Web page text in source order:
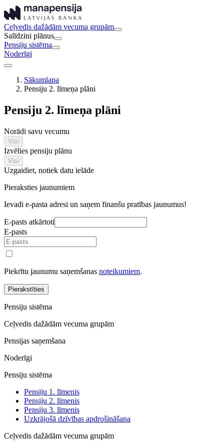
Ceļvedis dažādām vecuma grupām
Salīdzini plānus
Pensiju sistēma
Noderīgi
Sākumlapa
Pensiju 2. līmeņa plāni
Pensiju 2. līmeņa plāni
Norādi savu vecumu
Visi
Izvēlies pensiju plānu
Visi
Uzgaidiet, notiek datu ielāde
Pieraksties jaunumiem
Ievadi e-pasta adresi un saņem finanšu pratības jaunumus!
E-pasts atkārtoti
E-pasts
Piekrītu jaunumu saņemšanas noteikumiem.
Pierakstīties
Pensiju sistēma
Ceļvedis dažādām vecuma grupām
Pensijas saņemšana
Noderīgi
Pensiju sistēma
Pensiju 1. līmenis
Pensiju 2. līmenis
Pensiju 3. līmenis
Uzkrājošā dzīvības apdrošināšana
Ceļvedis dažādām vecuma grupām